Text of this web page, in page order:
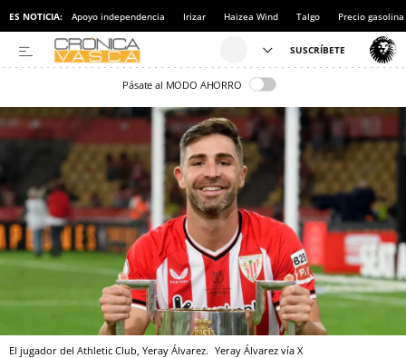
ES NOTICIA: Apoyo independencia Irizar Haizea Wind Talgo Precio gasolina
Pásate al MODO AHORRO
El jugador del Athletic Club, Yeray Álvarez. Yeray Álvarez vía X